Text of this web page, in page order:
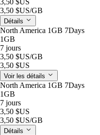
3,50 $US/GB
Détails
North America 1GB 7Days
1GB
7 jours
3,50 $US/GB
3,50 $US
Voir les détails
North America 1GB 7Days
1GB
7 jours
3,50 $US
3,50 $US/GB
Détails